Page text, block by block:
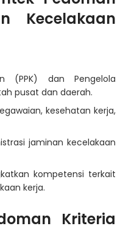
Kecelakaan
(PPK) dan Pengelola
pusat dan daerah.
kesehatan kerja,
jaminan kecelakaan
kompetensi terkait
kerja.
Kriteria